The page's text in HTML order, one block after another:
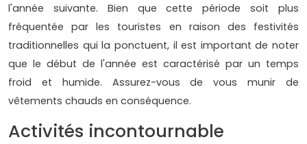
l'année suivante. Bien que cette période soit plus
fréquentée par les touristes en raison des festivités
traditionnelles qui la ponctuent, il est important de noter
que le début de l'année est caractérisé par un temps
froid et humide. Assurez-vous de vous munir de
vêtements chauds en conséquence.
Activités incontournable